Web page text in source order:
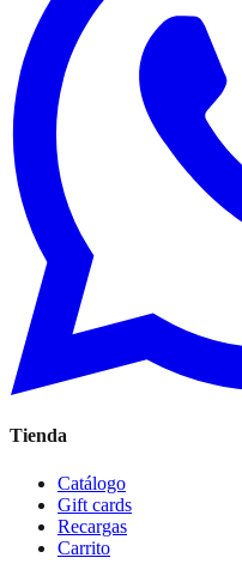
Tienda
Catálogo
Gift cards
Recargas
Carrito